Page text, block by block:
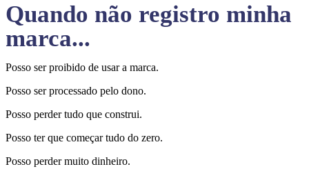
Quando não registro minha
marca...
Posso ser proibido de usar a marca.
Posso ser processado pelo dono.
Posso perder tudo que construi.
Posso ter que começar tudo do zero.
Posso perder muito dinheiro.